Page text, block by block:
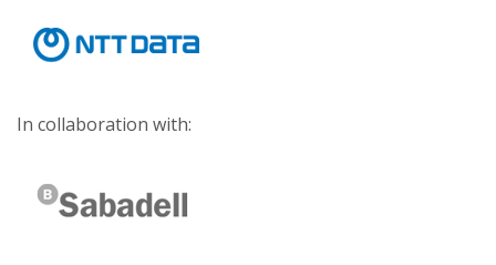
In collaboration with: